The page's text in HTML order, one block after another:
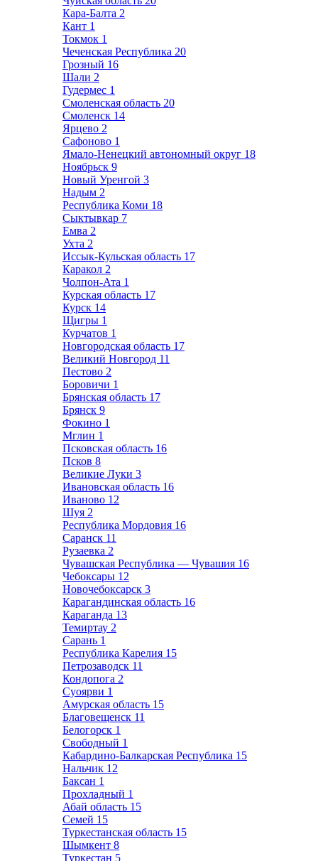
Кара-Балта 2
Кант 1
Токмок 1
Чеченская Республика 20
Грозный 16
Шали 2
Гудермес 1
Смоленская область 20
Смоленск 14
Ярцево 2
Сафоново 1
Ямало-Ненецкий автономный округ 18
Ноябрьск 9
Новый Уренгой 3
Надым 2
Республика Коми 18
Сыктывкар 7
Емва 2
Ухта 2
Иссык-Кульская область 17
Каракол 2
Чолпон-Ата 1
Курская область 17
Курск 14
Щигры 1
Курчатов 1
Новгородская область 17
Великий Новгород 11
Пестово 2
Боровичи 1
Брянская область 17
Брянск 9
Фокино 1
Мглин 1
Псковская область 16
Псков 8
Великие Луки 3
Ивановская область 16
Иваново 12
Шуя 2
Республика Мордовия 16
Саранск 11
Рузаевка 2
Чувашская Республика — Чувашия 16
Чебоксары 12
Новочебоксарск 3
Карагандинская область 16
Караганда 13
Темиртау 2
Сарань 1
Республика Карелия 15
Петрозаводск 11
Кондопога 2
Суоярви 1
Амурская область 15
Благовещенск 11
Белогорск 1
Свободный 1
Кабардино-Балкарская Республика 15
Нальчик 12
Баксан 1
Прохладный 1
Абай область 15
Семей 15
Туркестанская область 15
Шымкент 8
Туркестан 5